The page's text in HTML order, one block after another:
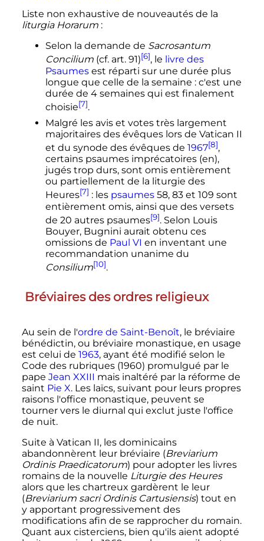
Liste non exhaustive de nouveautés de la
liturgia Horarum :
Selon la demande de Sacrosantum
Concilium(cf. art. 91)[6], le livre des
Psaumesest réparti sur une durée plus
longue que celle de la semaine : c'est une
durée de 4 semaines qui est finalement
choisie[7].
Malgré les avis et votes très largement
majoritaires des évêques lors de Vatican II
et du synode des évêques de 1967[8],
certains psaumes imprécatoires (en),
jugés trop durs, sont omis entièrement
ou partiellement de la liturgie des
Heures[7] : les psaumes58, 83 et 109 sont
entièrement omis, ainsi que des versets
de 20 autres psaumes[9]. Selon Louis
Bouyer, Bugnini aurait obtenu ces
omissions de Paul VI en inventant une
recommandation unanime du
Consilium[10].
Bréviaires des ordres religieux
Au sein de l'ordre de Saint-Benoît, le bréviaire
bénédictin, ou bréviaire monastique, en usage
est celui de 1963, ayant été modifié selon le
Code des rubriques (1960) promulgué par le
pape Jean XXIII mais inaltéré par la réforme de
saint Pie X. Les laïcs, suivant pour leurs propres
raisons l'office monastique, peuvent se
tourner vers le diurnal qui exclut juste l'office
de nuit.
Suite à Vatican II, les dominicains
abandonnèrent leur bréviaire (Breviarium
Ordinis Praedicatorum) pour adopter les livres
romains de la nouvelle Liturgie des Heures
alors que les chartreux gardèrent le leur
(Breviarium sacri Ordinis Cartusiensis) tout en
y apportant progressivement des
modifications afin de se rapprocher du romain.
Quant aux cisterciens, bien qu'ils aient adopté